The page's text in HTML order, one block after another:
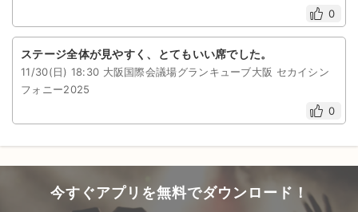
0
ステージ全体が見やすく、とてもいい席でした。
11/30(日) 18:30 大阪国際会議場グランキューブ大阪 セカイシン
フォニー2025
0
今すぐアプリを無料でダウンロード！